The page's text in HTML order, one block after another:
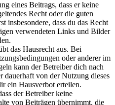
eines Beitrags, dass er keine
Recht oder die guten
insbesondere, dass du das Recht
verwendeten Links und Bilder
das Hausrecht aus. Bei
oder anderer im
kann der Betreiber dich nach
dauerhaft von der Nutzung dieses
ein Hausverbot erteilen.
der Betreiber keine
von Beiträgen übernimmt, die